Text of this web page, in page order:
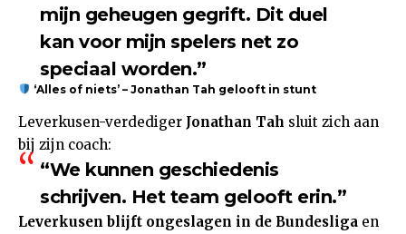
mijn geheugen gegrift. Dit duel
kan voor mijn spelers net zo
speciaal worden.”
‘Alles of niets’ – Jonathan Tah gelooft in stunt
Leverkusen-verdediger Jonathan Tah sluit zich aan
bij zijn coach:
“We kunnen geschiedenis
schrijven. Het team gelooft erin.”
Leverkusen blijft ongeslagen in de Bundesliga en